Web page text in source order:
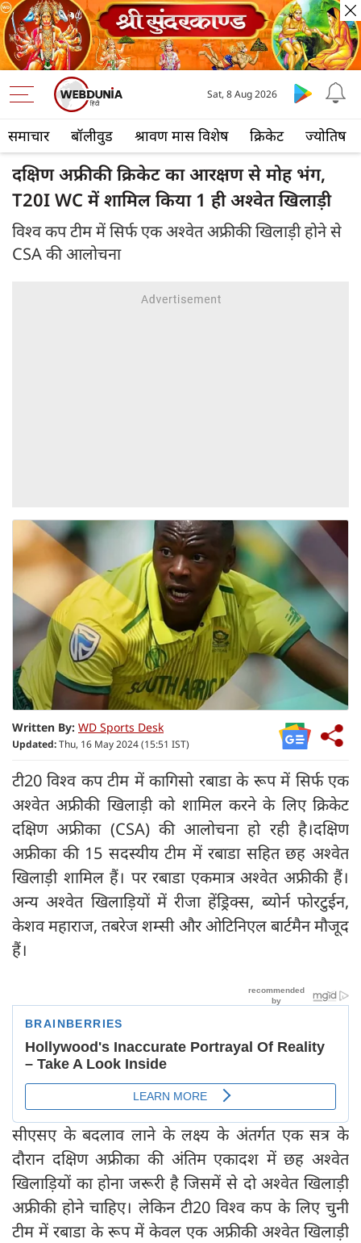
समाचार बॉलीवुड श्रावण मास विशेष क्रिकेट ज्योतिष
Sat, 8 Aug 2026
दक्षिण अफ्रीकी क्रिकेट का आरक्षण से मोह भंग,
T20I WC में शामिल किया 1 ही अश्वेत खिलाड़ी
विश्व कप टीम में सिर्फ एक अश्वेत अफ्रीकी खिलाड़ी होने से
CSA की आलोचना
Written By: WD Sports Desk
Updated:Thu, 16 May 2024 (15:51 IST)
टी20 विश्व कप टीम में कागिसो रबाडा के रूप में सिर्फ एक
अश्वेत अफ्रीकी खिलाड़ी को शामिल करने के लिए क्रिकेट
दक्षिण अफ्रीका (CSA) की आलोचना हो रही है।दक्षिण
अफ्रीका की 15 सदस्यीय टीम में रबाडा सहित छह अश्वेत
खिलाड़ी शामिल हैं। पर रबाडा एकमात्र अश्वेत अफ्रीकी हैं।
अन्य अश्वेत खिलाड़ियों में रीजा हेंड्रिक्स, ब्योर्न फोरटुईन,
केशव महाराज, तबरेज शम्सी और ओटिनिएल बार्टमैन मौजूद
हैं।
सीएसए के बदलाव लाने के लक्ष्य के अंतर्गत एक सत्र के
दौरान दक्षिण अफ्रीका की अंतिम एकादश में छह अश्वेत
खिलाड़ियों का होना जरूरी है जिसमें से दो अश्वेत खिलाड़ी
अफ्रीकी होने चाहिए। लेकिन टी20 विश्व कप के लिए चुनी
टीम में रबाडा के रूप में केवल एक अफ्रीकी अश्वेत खिलाड़ी